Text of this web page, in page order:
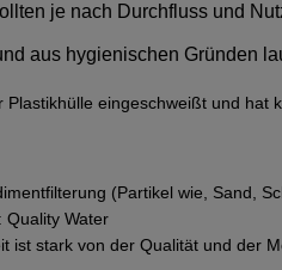
je nach Durchfluss und
aus hygienischen Gründen
Plastikhülle eingeschweißt und hat
(Partikel wie, Sand,
Quality Water
ist stark von der Qualität und der